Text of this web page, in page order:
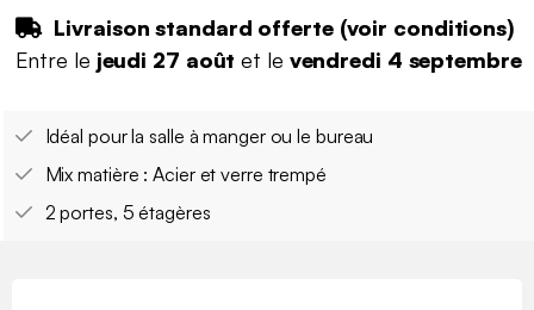
Livraison standard offerte (voir conditions)
Entre le jeudi 27 août et le vendredi 4 septembre
Idéal pour la salle à manger ou le bureau
Mix matière : Acier et verre trempé
2 portes, 5 étagères